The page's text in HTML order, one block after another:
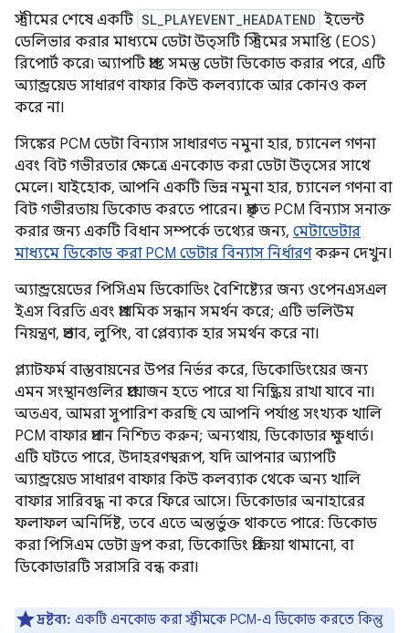
স্ট্রীমের শেষে একটি SL_PLAYEVENT_HEADATEND ইভেন্ট
ডেলিভার করার মাধ্যমে ডেটা উত্সটি স্ট্রিমের সমাপ্তি (EOS)
রিপোর্ট করে৷ অ্যাপটি প্রাপ্ত সমস্ত ডেটা ডিকোড করার পরে, এটি
অ্যান্ড্রয়েড সাধারণ বাফার কিউ কলব্যাকে আর কোনও কল
করে না।
সিঙ্কের PCM ডেটা বিন্যাস সাধারণত নমুনা হার, চ্যানেল গণনা
এবং বিট গভীরতার ক্ষেত্রে এনকোড করা ডেটা উত্সের সাথে
মেলে। যাইহোক, আপনি একটি ভিন্ন নমুনা হার, চ্যানেল গণনা বা
বিট গভীরতায় ডিকোড করতে পারেন। প্রকৃত PCM বিন্যাস সনাক্ত
করার জন্য একটি বিধান সম্পর্কে তথ্যের জন্য, মেটাডেটার
মাধ্যমে ডিকোড করা PCM ডেটার বিন্যাস নির্ধারণকরুন দেখুন।
অ্যান্ড্রয়েডের পিসিএম ডিকোডিং বৈশিষ্ট্যের জন্য ওপেনএসএল
ইএস বিরতি এবং প্রাথমিক সন্ধান সমর্থন করে; এটি ভলিউম
নিয়ন্ত্রণ, প্রভাব, লুপিং, বা প্লেব্যাক হার সমর্থন করে না।
প্ল্যাটফর্ম বাস্তবায়নের উপর নির্ভর করে, ডিকোডিংয়ের জন্য
এমন সংস্থানগুলির প্রয়োজন হতে পারে যা নিষ্ক্রিয় রাখা যাবে না।
অতএব, আমরা সুপারিশ করছি যে আপনি পর্যাপ্ত সংখ্যক খালি
PCM বাফার প্রদান নিশ্চিত করুন; অন্যথায়, ডিকোডার ক্ষুধার্ত।
এটি ঘটতে পারে, উদাহরণস্বরূপ, যদি আপনার অ্যাপটি
অ্যান্ড্রয়েড সাধারণ বাফার কিউ কলব্যাক থেকে অন্য খালি
বাফার সারিবদ্ধ না করে ফিরে আসে। ডিকোডার অনাহারের
ফলাফল অনির্দিষ্ট, তবে এতে অন্তর্ভুক্ত থাকতে পারে: ডিকোড
করা পিসিএম ডেটা ড্রপ করা, ডিকোডিং প্রক্রিয়া থামানো, বা
ডিকোডারটি সরাসরি বন্ধ করা।
দ্রষ্টব্য: একটি এনকোড করা স্ট্রীমকে PCM-এ ডিকোড করতে কিন্তু